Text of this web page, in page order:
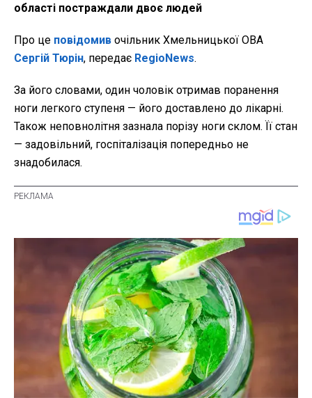
області постраждали двоє людей
Про це повідомив очільник Хмельницької ОВА
Сергій Тюрін, передає RegioNews.
За його словами, один чоловік отримав поранення
ноги легкого ступеня — його доставлено до лікарні.
Також неповнолітня зазнала порізу ноги склом. Її стан
— задовільний, госпіталізація попередньо не
знадобилася.